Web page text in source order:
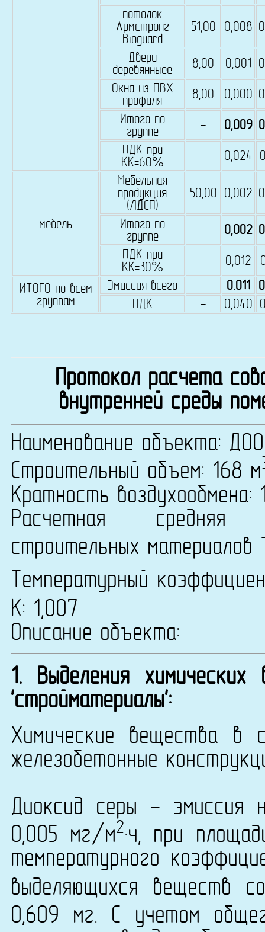
потолок
Армстронг
Bioguard
51,00 0,008
Двери
деревянныее
8,00 0,001
Окна из ПВХ
профиля
8,00 0,000
Итого по
группе
- 0,009
ПДК при
КК=60%
- 0,024
мебель
Мебельная
продукция
(ЛДСП)
50,00 0,002
Итого по
группе
- 0,002
ПДК при
КК=30%
- 0,012
ИТОГО по всем
группам
Эмиссия всего - 0.011
ПДК
- 0,040
Протокол расчета
внутренней среды
Наименование объекта:
Строительный объем: 168 м
Кратность воздухообмена:
Расчетная средняя
строительных материалов
Температурный
К: 1,007
Описание объекта:
1. Выделения
'стройматериалы':
Химические вещества в
железобетонные
Диоксид серы - эмиссия
0,005 мг/м2·ч, при
температурного
выделяющихся веществ
0,609 мг. С учетом